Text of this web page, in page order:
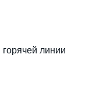
линии